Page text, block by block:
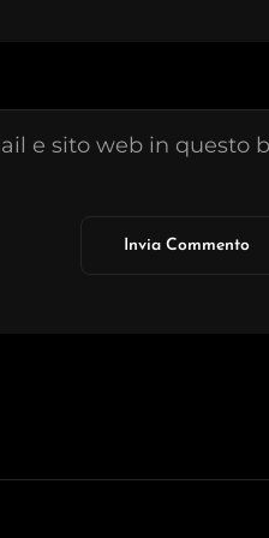
e sito web in questo